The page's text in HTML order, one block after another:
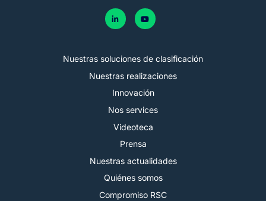
Nuestras soluciones de clasificación
Nuestras realizaciones
Innovación
Nos services
Videoteca
Prensa
Nuestras actualidades
Quiénes somos
Compromiso RSC